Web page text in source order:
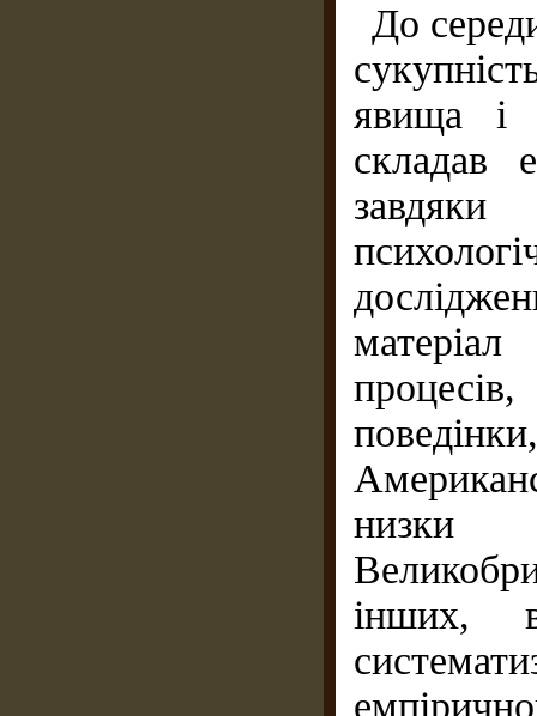
До
явища і
складав
низки
інших,